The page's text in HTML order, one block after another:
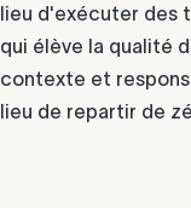
lieu d'exécuter des
qui élève la qualité
contexte et
lieu de repartir de